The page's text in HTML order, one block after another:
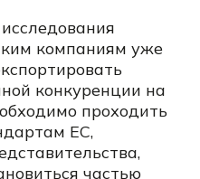
компаниям уже
конкуренции на
проходить
ЕС,
частью